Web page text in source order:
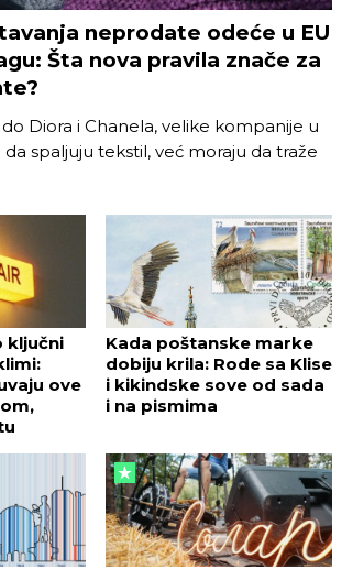
neprodate odeće u EU
Šta nova pravila znače za
Diora i Chanela, velike kompanije u
da spaljuju tekstil, već moraju da traže
ključni
ove
Kada poštanske marke
dobiju krila: Rode sa Klise
i kikindske sove od sada
i na pismima